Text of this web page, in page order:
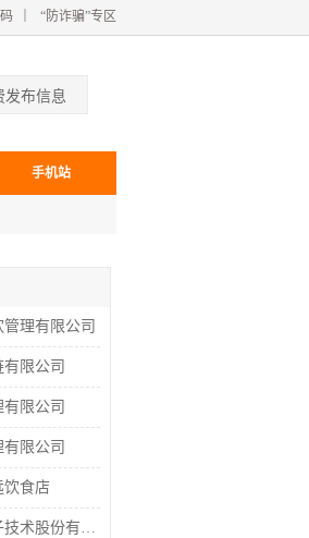
“防诈骗”专区
发布信息
手机站
理有限公司
限公司
限公司
限公司
饮食店
广州松本大佑电子技术股份有限公司